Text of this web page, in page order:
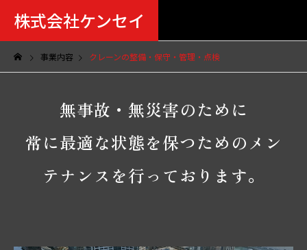
株式会社ケンセイ
事業内容 クレーンの整備・保守・管理・点検
無事故・無災害のために
常に最適な状態を保つためのメン
テナンスを行っております。